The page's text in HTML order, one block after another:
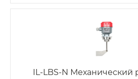
IL-LBS-N Механический